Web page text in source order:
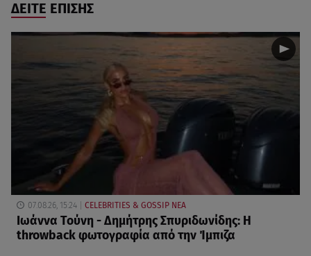
ΔΕΙΤΕ ΕΠΙΣΗΣ
07.08.26, 15:24 CELEBRITIES & GOSSIP ΝΕΑ
Ιωάννα Τούνη - Δημήτρης Σπυριδωνίδης: Η
throwback φωτογραφία από την Ίμπιζα